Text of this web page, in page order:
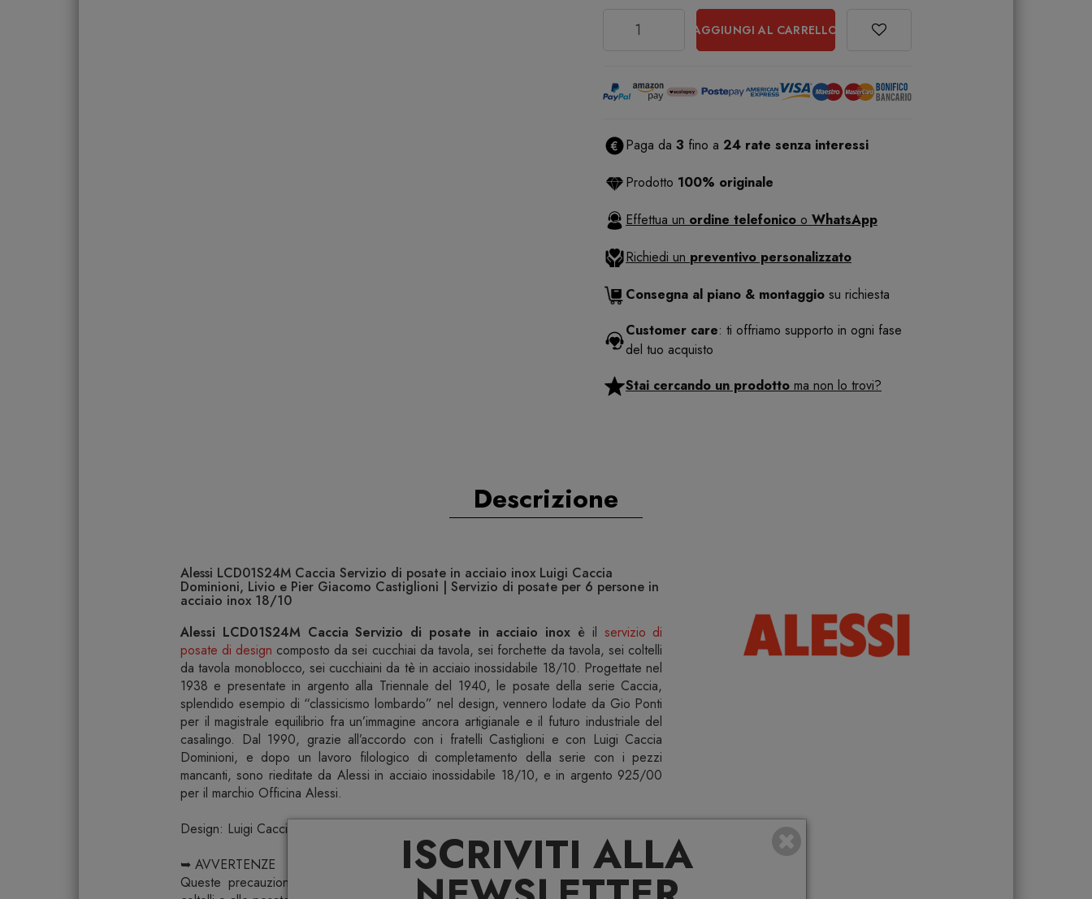
ISCRIVITI ALLA
AGGIUNGI AL CARRELLO
Paga da 3 fino a 24 rate senza interessi
Prodotto 100% originale
Effettua un ordine telefonico o WhatsApp
Richiedi un preventivo personalizzato
Consegna al piano & montaggio su richiesta
Customer care: ti offriamo supporto in ogni fase
del tuo acquisto
Stai cercando un prodotto ma non lo trovi?
Descrizione
Alessi LCD01S24M Caccia Servizio di posate in acciaio inox Luigi Caccia
Dominioni, Livio e Pier Giacomo Castiglioni | Servizio di posate per 6 persone in
acciaio inox 18/10
Alessi LCD01S24M Caccia Servizio di posate in acciaio inox è il servizio di
posate di design composto da sei cucchiai da tavola, sei forchette da tavola, sei coltelli
da tavola monoblocco, sei cucchiaini da tè in acciaio inossidabile 18/10. Progettate nel
1938 e presentate in argento alla Triennale del 1940, le posate della serie Caccia,
splendido esempio di “classicismo lombardo” nel design, vennero lodate da Gio Ponti
per il magistrale equilibrio fra un’immagine ancora artigianale e il futuro industriale del
casalingo. Dal 1990, grazie all’accordo con i fratelli Castiglioni e con Luigi Caccia
Dominioni, e dopo un lavoro filologico di completamento della serie con i pezzi
mancanti, sono rieditate da Alessi in acciaio inossidabile 18/10, e in argento 925/00
per il marchio Officina Alessi.
Design: Luigi Caccia Dominioni, Livio e Pier Giacomo Castiglioni
➥ AVVERTENZE
Queste precauzioni sono indispensabili per evitare danni irreparabili alle lame dei